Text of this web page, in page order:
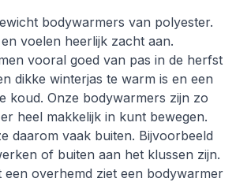
bodywarmers van polyester.
voelen heerlijk zacht aan.
vooral goed van pas in de herfst
dikke winterjas te warm is en een
koud. Onze bodywarmers zijn zo
heel makkelijk in kunt bewegen.
daarom vaak buiten. Bijvoorbeeld
of buiten aan het klussen zijn.
een overhemd ziet een bodywarmer